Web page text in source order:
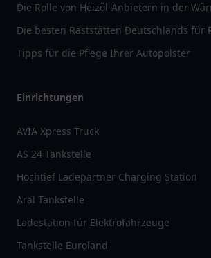
Die Rolle von Heizöl-Anbietern in der
Die besten Raststätten Deutschlands für
Tipps für die Pflege Ihrer Autopolster
Einrichtungen
AVIA Xpress Truck
AS 24 Tankstelle
Hochtief Ladepartner Charging Station
Aral Tankstelle
Ladestation für Elektrofahrzeuge
Tankstelle Euroland